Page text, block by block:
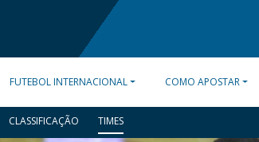
FUTEBOL INTERNACIONAL COMO APOSTAR
CLASSIFICAÇÃO TIMES